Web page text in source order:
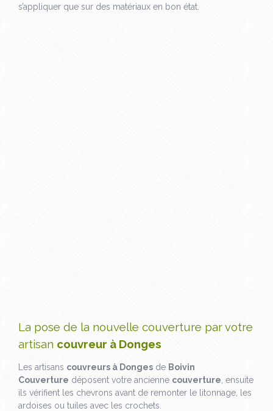
s’appliquer que sur des matériaux en bon état.
La pose de la nouvelle couverture par votre
artisan couvreur à Donges
Les artisans couvreurs à Donges de Boivin
Couverture déposent votre ancienne couverture , ensuite
ils vérifient les chevrons avant de remonter le litonnage, les
ardoises ou tuiles avec les crochets.